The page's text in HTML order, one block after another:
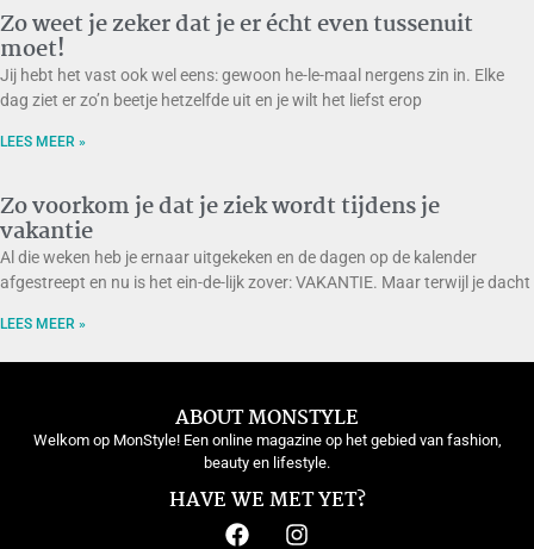
Zo weet je zeker dat je er écht even tussenuit
moet!
Jij hebt het vast ook wel eens: gewoon he-le-maal nergens zin in. Elke
dag ziet er zo’n beetje hetzelfde uit en je wilt het liefst erop
LEES MEER »
Zo voorkom je dat je ziek wordt tijdens je
vakantie
Al die weken heb je ernaar uitgekeken en de dagen op de kalender
afgestreept en nu is het ein-de-lijk zover: VAKANTIE. Maar terwijl je dacht
LEES MEER »
ABOUT MONSTYLE
Welkom op MonStyle! Een online magazine op het gebied van fashion,
beauty en lifestyle.
HAVE WE MET YET?